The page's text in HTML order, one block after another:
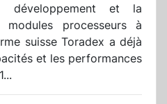
développement et la
modules processeurs à
suisse Toradex a déjà
et les performances